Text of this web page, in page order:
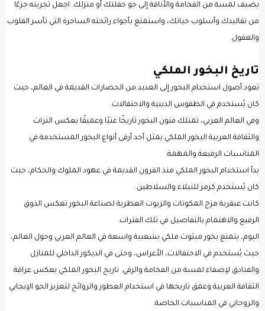
يضيف لمسة من الفخامة والأناقة إلى جو حفلتك أو منزلك. اجعل تجربته جزءًا
من تقاليدك وأسلوب حياتك، واستمتع بأجواء رائحته الساحرة التي تأسر القلوب
والعقول.
تاريخ البخور الملكي
تعود أصول استخدام البخور إلى العديد من الحضارات القديمة في العالم، حيث
كان يُستخدم في الطقوس الدينية والاحتفالات.
وفي العالم العربي، تمتلك فنون البخور تاريخًا غنيًا وعميقًا يعكس التراث
والثقافة العربية البخور الملكي يمثل أحد أرقى أنواع البخور المستخدمة في
المناسبات الرفيعة والمهمة.
بدأ استخدام البخور الملكي منذ القرون القديمة في عهود الملوك والحكام، حيث
كان يُستخدم كرمز للنبلاء والسلاطين.
كانت عبقرية مزج المكونات والزيوت العطرية لصناعة البخور تعكس الذوق
الرفيع والاهتمام بالتفاصيل في تلك الفترات.
اليوم، يتمتع بخور مبثوث ملكي بشعبية واسعة في العالم العربي وحول العالم،
حيث يُستخدم في الاحتفالات، الأعراس، وحتى في الديكور الداخلي للمنازل
والفنادق لإضفاء لمسة من الفخامة والرقي. تاريخ البخور الملكي يعكس عراقة
الثقافة العربية وعمق تاريخها في استخدام العطور والروائح لتعزيز الجو الإيجابي
والروحاني في المناسبات الخاصة.